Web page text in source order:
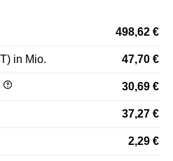
498,62 €
in Mio. 47,70 €
30,69 €
37,27 €
2,29 €